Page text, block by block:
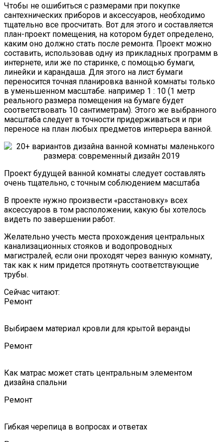
Чтобы не ошибиться с размерами при покупке
сантехнических приборов и аксессуаров, необходимо
тщательно все просчитать. Вот для этого и составляется
план-проект помещения, на котором будет определено,
каким оно должно стать после ремонта. Проект можно
составить, использовав одну из прикладных программ в
интернете, или же по старинке, с помощью бумаги,
линейки и карандаша. Для этого на лист бумаги
переносится точная планировка ванной комнаты только
в уменьшенном масштабе. например 1 : 10 (1 метр
реального размера помещения на бумаге будет
соответствовать 10 сантиметрам). Этого же выбранного
масштаба следует в точности придерживаться и при
переносе на план любых предметов интерьера ванной.
Проект будущей ванной комнаты следует составлять
очень тщательно, с точным соблюдением масштаба
В проекте нужно произвести «расстановку» всех
аксессуаров в том расположении, какую бы хотелось
видеть по завершении работ.
Желательно учесть места прохождения центральных
канализационных стояков и водопроводных
магистралей, если они проходят через ванную комнату,
так как к ним придется протянуть соответствующие
трубы.
Сейчас читают:
Ремонт
Выбираем материал кровли для крытой веранды
Ремонт
Как матрас может стать центральным элементом
дизайна спальни
Ремонт
Гибкая черепица в вопросах и ответах